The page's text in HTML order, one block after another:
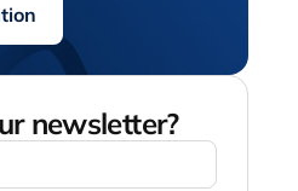
newsletter?